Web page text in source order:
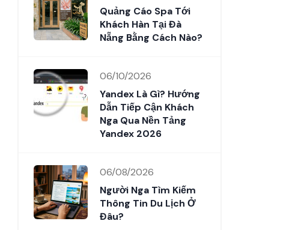
Quảng Cáo Spa Tới
Khách Hàn Tại Đà
Nẵng Bằng Cách Nào?
06/10/2026
Yandex Là Gì? Hướng
Dẫn Tiếp Cận Khách
Nga Qua Nền Tảng
Yandex 2026
06/08/2026
Người Nga Tìm Kiếm
Thông Tin Du Lịch Ở
Đâu?